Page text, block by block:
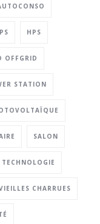
HPS
OFFGRID
STATION
SALON
TECHNOLOGIE
CHARRUES